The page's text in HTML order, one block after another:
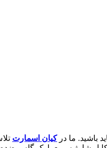
باشید. ما درکیان اسمارت